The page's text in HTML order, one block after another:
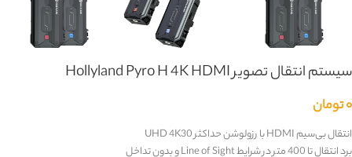
سیستم انتقال تصویر Hollyland Pyro H 4K HDMI
۰تومان
انتقال بی‌سیم HDMI با رزولوشن حداکثر UHD 4K30
برد انتقال تا 400 متر در شرایط Line of Sight و بدون تداخل